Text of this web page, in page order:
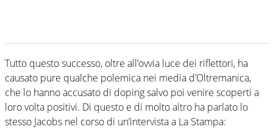
Tutto questo successo, oltre all’ovvia luce dei riflettori, ha
causato pure qualche polemica nei media d’Oltremanica,
che lo hanno accusato di doping salvo poi venire scoperti a
loro volta positivi. Di questo e di molto altro ha parlato lo
stesso Jacobs nel corso di un’intervista a La Stampa: